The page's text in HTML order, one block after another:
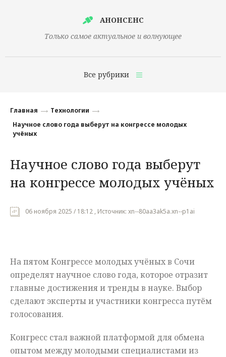
АНОНСЕНС
Только самое актуальное и волнующее
Все рубрики
Финансы
Наука
Культура
Происшествия
Главная
Технологии
Научное слово года выберут на конгрессе молодых
учёных
Научное слово года выберут
на конгрессе молодых учёных
06 ноября 2025 / 18:12 , Источник: xn--80aa3ak5a.xn--p1ai
На пятом Конгрессе молодых учёных в Сочи
определят научное слово года, которое отразит
главные достижения и тренды в науке. Выбор
сделают эксперты и участники конгресса путём
голосования.
Конгресс стал важной платформой для обмена
опытом между молодыми специалистами из